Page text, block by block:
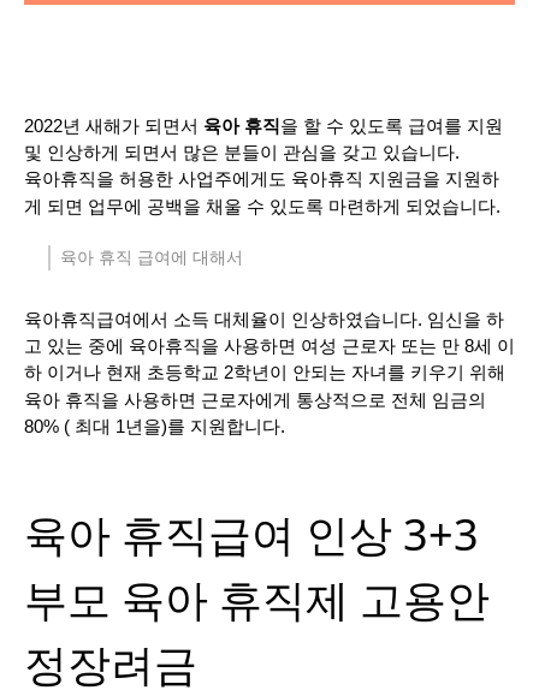
2022년 새해가 되면서 육아 휴직을 할 수 있도록 급여를 지원
및 인상하게 되면서 많은 분들이 관심을 갖고 있습니다.
육아휴직을 허용한 사업주에게도 육아휴직 지원금을 지원하
게 되면 업무에 공백을 채울 수 있도록 마련하게 되었습니다.
육아 휴직 급여에 대해서
육아휴직급여에서 소득 대체율이 인상하였습니다. 임신을 하
고 있는 중에 육아휴직을 사용하면 여성 근로자 또는 만 8세 이
하 이거나 현재 초등학교 2학년이 안되는 자녀를 키우기 위해
육아 휴직을 사용하면 근로자에게 통상적으로 전체 임금의
80% ( 최대 1년을)를 지원합니다.
육아 휴직급여 인상 3+3
부모 육아 휴직제 고용안
정장려금